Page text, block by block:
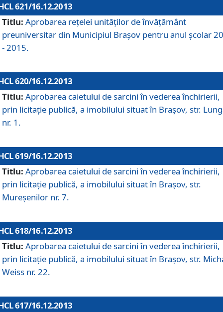
621/16.12.2013
Titlu: Aprobarea reţelei unităţilor de învăţământ
preuniversitar din Municipiul Braşov pentru anul şcolar
- 2015.
620/16.12.2013
Titlu: Aprobarea caietului de sarcini în vederea închirierii,
prin licitaţie publică, a imobilului situat în Braşov, str.
nr. 1.
619/16.12.2013
Titlu: Aprobarea caietului de sarcini în vederea închirierii,
prin licitaţie publică, a imobilului situat în Braşov, str.
Mureşenilor nr. 7.
618/16.12.2013
Titlu: Aprobarea caietului de sarcini în vederea închirierii,
prin licitaţie publică, a imobilului situat în Braşov, str.
Weiss nr. 22.
617/16.12.2013